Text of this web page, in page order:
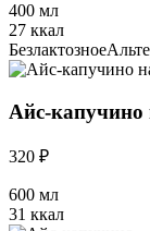
400 мл
27 ккал
Безлактозное
Айс-капучино
320 ₽
600 мл
31 ккал